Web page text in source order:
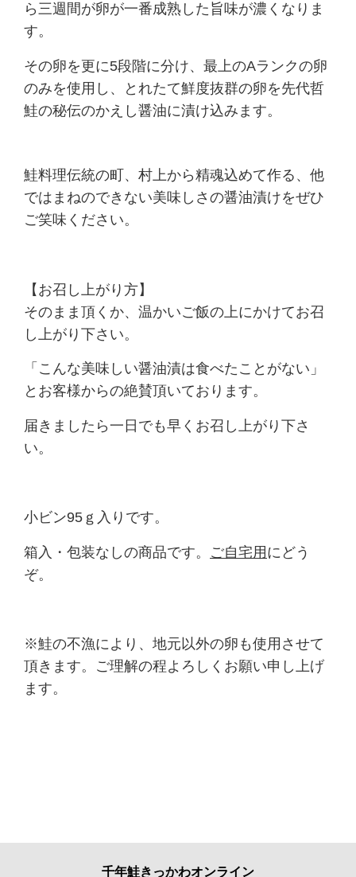
ら三週間が卵が一番成熟した旨味が濃くなりま
す。
その卵を更に5段階に分け、最上のAランクの卵
のみを使用し、
とれたて鮮度抜群の卵を先代哲
鮭の秘伝のかえし醤油に漬け込みます。
鮭料理伝統の町、村上から精魂込めて作る、他
ではまねのできない美味しさの醤油漬けをぜひ
ご笑味ください。
【お召し上がり方】
そのまま頂くか、温かいご飯の上にかけてお召
し上がり下さい。
「こんな美味しい醤油漬は食べたことがない」
とお客様からの絶賛頂いております。
届きましたら一日でも早くお召し上がり下さ
い。
小ビン95ｇ入りです。
箱入・包装なしの商品です。 ご自宅用 にどう
ぞ。
※鮭の不漁により、地元以外の卵も使用させて
頂きます。ご理解の程よろしくお願い申し上げ
ます。
千年鮭きっかわオンライン